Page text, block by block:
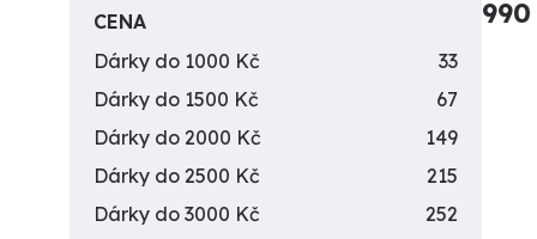
CENA
Dárky do 1000 Kč
33
Dárky do 1500 Kč
67
Dárky do 2000 Kč
149
Dárky do 2500 Kč
215
Dárky do 3000 Kč
252